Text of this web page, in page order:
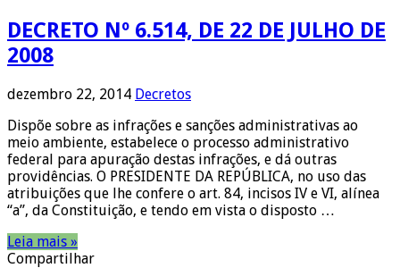
DECRETO Nº 6.514, DE 22 DE JULHO DE
2008
dezembro 22, 2014 Decretos
Dispõe sobre as infrações e sanções administrativas ao
meio ambiente, estabelece o processo administrativo
federal para apuração destas infrações, e dá outras
providências. O PRESIDENTE DA REPÚBLICA, no uso das
atribuições que lhe confere o art. 84, incisos IV e VI, alínea
“a”, da Constituição, e tendo em vista o disposto …
Leia mais »
Compartilhar